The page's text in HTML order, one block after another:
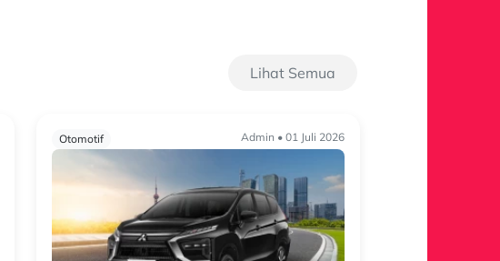
Lihat Semua
Otomotif Admin • 01 Juli 2026